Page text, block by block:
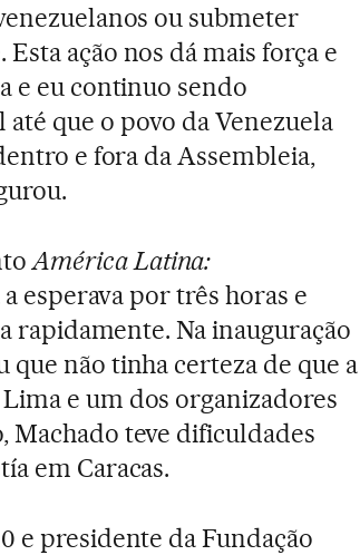
ou submeter
ação nos dá mais força e
e eu continuo sendo
que o povo da Venezuela
e fora da Assembleia,
América Latina:
esperava por três horas e
rapidamente. Na inauguração
que não tinha certeza de que a
e um dos organizadores
teve dificuldades
em Caracas.
e presidente da Fundação